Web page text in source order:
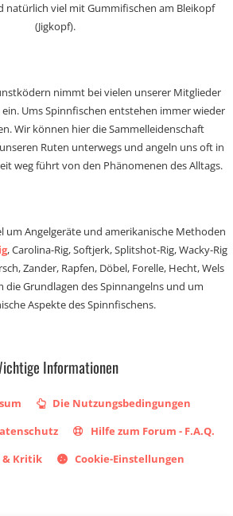
natürlich viel mit Gummifischen am Bleikopf
(Jigkopf).
nimmt bei vielen unserer Mitglieder
Ums Spinnfischen entstehen immer wieder
Wir können hier die Sammelleidenschaft
Ruten unterwegs und angeln uns oft in
weg führt von den Phänomenen des Alltags.
um Angelgeräte und amerikanische Methoden
, Carolina-Rig, Softjerk, Splitshot-Rig, Wacky-Rig
Zander, Rapfen, Döbel, Forelle, Hecht, Wels
die Grundlagen des Spinnangelns und um
Aspekte des Spinnfischens.
Informationen
Die Nutzungsbedingungen
Hilfe zum Forum - F.A.Q.
& Kritik
Cookie-Einstellungen